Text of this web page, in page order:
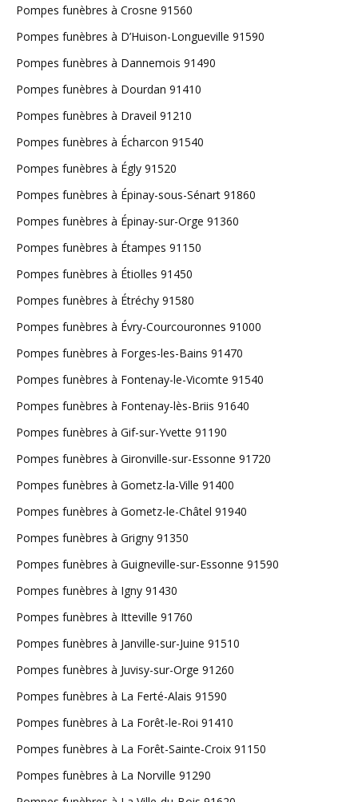
Pompes funèbres à Crosne 91560
Pompes funèbres à D’Huison-Longueville 91590
Pompes funèbres à Dannemois 91490
Pompes funèbres à Dourdan 91410
Pompes funèbres à Draveil 91210
Pompes funèbres à Écharcon 91540
Pompes funèbres à Égly 91520
Pompes funèbres à Épinay-sous-Sénart 91860
Pompes funèbres à Épinay-sur-Orge 91360
Pompes funèbres à Étampes 91150
Pompes funèbres à Étiolles 91450
Pompes funèbres à Étréchy 91580
Pompes funèbres à Évry-Courcouronnes 91000
Pompes funèbres à Forges-les-Bains 91470
Pompes funèbres à Fontenay-le-Vicomte 91540
Pompes funèbres à Fontenay-lès-Briis 91640
Pompes funèbres à Gif-sur-Yvette 91190
Pompes funèbres à Gironville-sur-Essonne 91720
Pompes funèbres à Gometz-la-Ville 91400
Pompes funèbres à Gometz-le-Châtel 91940
Pompes funèbres à Grigny 91350
Pompes funèbres à Guigneville-sur-Essonne 91590
Pompes funèbres à Igny 91430
Pompes funèbres à Itteville 91760
Pompes funèbres à Janville-sur-Juine 91510
Pompes funèbres à Juvisy-sur-Orge 91260
Pompes funèbres à La Ferté-Alais 91590
Pompes funèbres à La Forêt-le-Roi 91410
Pompes funèbres à La Forêt-Sainte-Croix 91150
Pompes funèbres à La Norville 91290